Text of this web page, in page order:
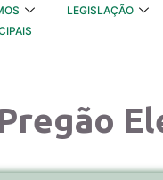
LEGISLAÇÃO
Pregão